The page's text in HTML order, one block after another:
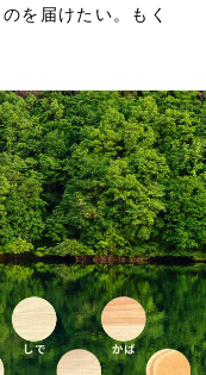
を届けたい。もく